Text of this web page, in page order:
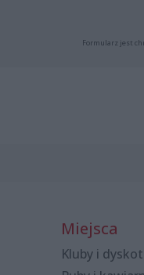
Formularz jest
Miejsca
Kluby i